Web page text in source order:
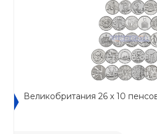
Великобритания 26 x 10